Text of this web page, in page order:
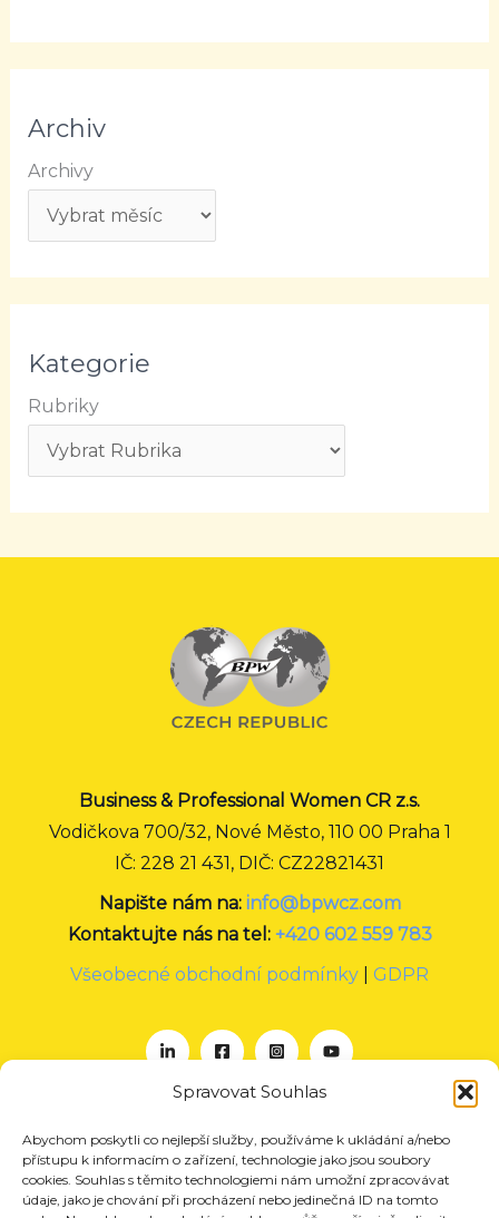
Spravovat Souhlas
Abychom poskytli co nejlepší služby, používáme k ukládání a/nebo
přístupu k informacím o zařízení, technologie jako jsou soubory
cookies. Souhlas s těmito technologiemi nám umožní zpracovávat
údaje, jako je chování při procházení nebo jedinečná ID na tomto
Archiv
Archivy
Kategorie
Rubriky
Business & Professional Women CR z.s.
Vodičkova 700/32, Nové Město, 110 00 Praha 1
IČ: 228 21 431, DIČ: CZ22821431
Napište nám na: info@bpwcz.com
Kontaktujte nás na tel: +420 602 559 783
Všeobecné obchodní podmínky
GDPR
O nás
Projekty
Členství